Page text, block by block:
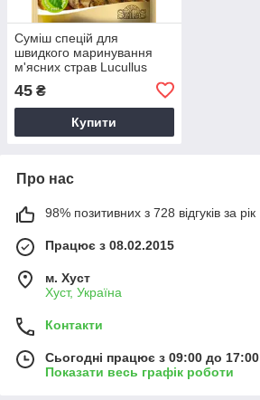
Суміш спецій для
швидкого маринування
м'ясних страв Lucullus
45 ₴
Купити
Про нас
98% позитивних з 728 відгуків за рік
Працює з 08.02.2015
м. Хуст
Хуст, Україна
Контакти
Сьогодні працює з 09:00 до 17:00
Показати весь графік роботи